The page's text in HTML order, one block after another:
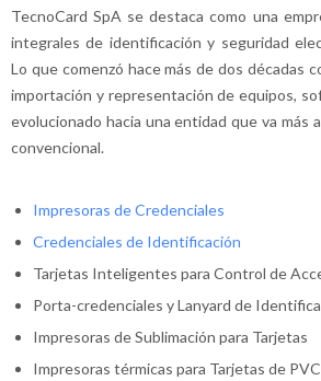
TecnoCardSpA se destaca como una
integrales de identificación y seguridad
Lo que comenzó hace más de dos décadas
importación y representación de equipos,
evolucionado hacia una entidad que va más
convencional.
Impresoras de Credenciales
Credenciales de Identificación
Tarjetas Inteligentes para Control de
Porta-credenciales y Lanyard de
Impresoras de Sublimación para Tarjetas
Impresoras térmicas para Tarjetas de PVC